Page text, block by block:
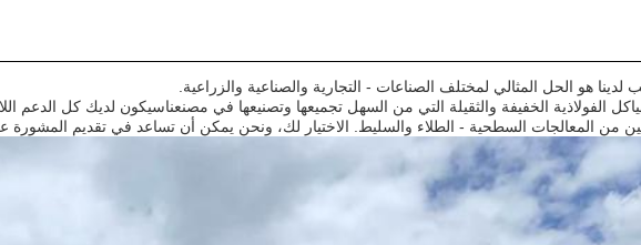
هو الحل المثالي لمختلف الصناعات - التجارية والصناعية والزراعية.
الفولاذية الخفيفة والثقيلة التي من السهل تجميعها وتصنيعها في مصنعناسيكون لديك كل الدعم
من المعالجات السطحية - الطلاء والسليط. الاختيار لك، ونحن يمكن أن تساعد في تقديم